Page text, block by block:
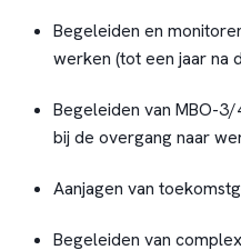
Begeleiden en
werken (tot een jaar na
Begeleiden van MBO-
bij de overgang naar
Aanjagen van
Begeleiden van